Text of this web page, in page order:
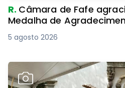
R. Câmara de Fafe
Medalha de
5 agosto 2026